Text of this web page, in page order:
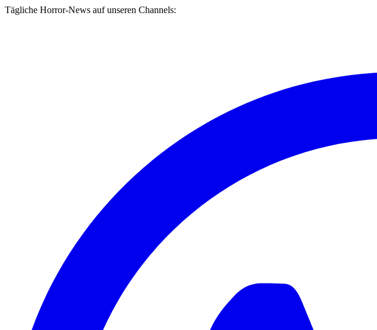
Tägliche Horror-News auf unseren Channels: